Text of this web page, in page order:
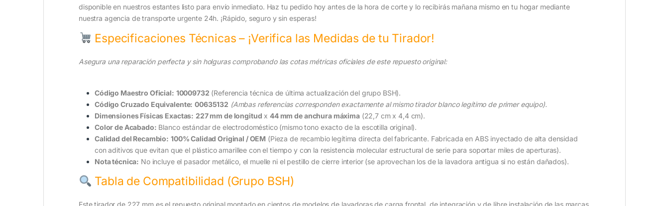
disponible en nuestros estantes listo para envío inmediato. Haz tu pedido hoy antes de la hora de corte y lo recibirás mañana mismo en tu hogar mediante
nuestra agencia de transporte urgente 24h. ¡Rápido, seguro y sin esperas!
Especificaciones Técnicas – ¡Verifica las Medidas de tu Tirador!
Asegura una reparación perfecta y sin holguras comprobando las cotas métricas oficiales de este repuesto original:
Código Maestro Oficial: 10009732 (Referencia técnica de última actualización del grupo BSH).
Código Cruzado Equivalente: 00635132 (Ambas referencias corresponden exactamente al mismo tirador blanco legítimo de primer equipo).
Dimensiones Físicas Exactas: 227 mm de longitud x44 mm de anchura máxima(22,7 cm x 4,4 cm).
Color de Acabado: Blanco estándar de electrodoméstico (mismo tono exacto de la escotilla original).
Calidad del Recambio: 100% Calidad Original / OEM (Pieza de recambio legítima directa del fabricante. Fabricada en ABS inyectado de alta densidad
con aditivos que evitan que el plástico amarillee con el tiempo y con la resistencia molecular estructural de serie para soportar miles de aperturas).
Nota técnica: No incluye el pasador metálico, el muelle ni el pestillo de cierre interior (se aprovechan los de la lavadora antigua si no están dañados).
Tabla de Compatibilidad (Grupo BSH)